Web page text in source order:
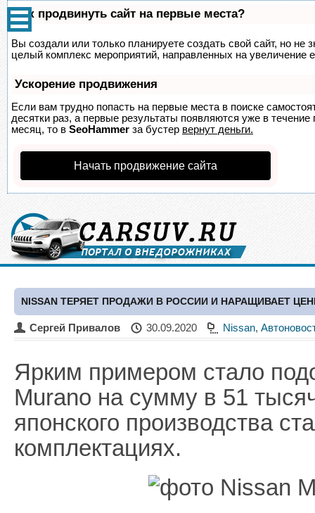
Как продвинуть сайт на первые места?
Вы создали или только планируете создать свой сайт, но не
целый комплекс мероприятий, направленных на увеличение
Ускорение продвижения
Если вам трудно попасть на первые места в поиске
десятки раз, а первые результаты появляются уже в
месяц, то в SeoHammer за бустер вернут деньги.
Начать продвижение сайта
NISSAN ТЕРЯЕТ ПРОДАЖИ В РОССИИ И НАРАЩИВАЕТ
Сергей Привалов 30.09.2020 Nissan,
Ярким примером стало
Murano на сумму в 51
японского производства
комплектациях.